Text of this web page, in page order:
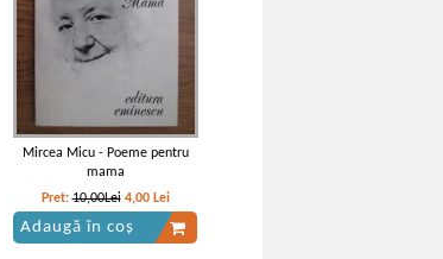
Mircea Micu - Poeme pentru
mama
Pret:10,00Lei 4,00 Lei
Adaugă în coș